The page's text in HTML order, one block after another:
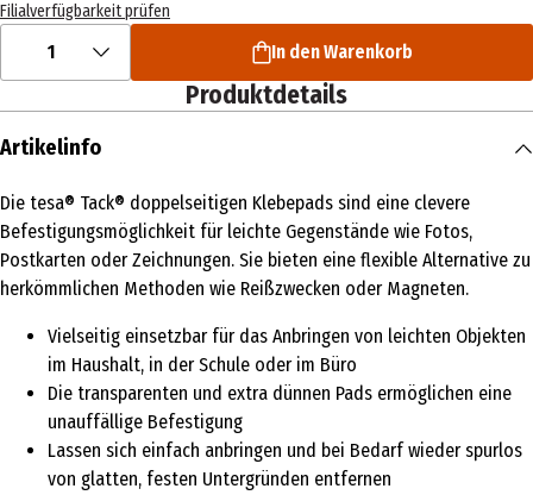
Filialverfügbarkeit prüfen
1 In den Warenkorb
Produktdetails
Artikelinfo
Die tesa® Tack® doppelseitigen Klebepads sind eine clevere
Befestigungsmöglichkeit für leichte Gegenstände wie Fotos,
Postkarten oder Zeichnungen. Sie bieten eine flexible Alternative zu
herkömmlichen Methoden wie Reißzwecken oder Magneten.
Vielseitig einsetzbar für das Anbringen von leichten Objekten
im Haushalt, in der Schule oder im Büro
Die transparenten und extra dünnen Pads ermöglichen eine
unauffällige Befestigung
Lassen sich einfach anbringen und bei Bedarf wieder spurlos
von glatten, festen Untergründen entfernen